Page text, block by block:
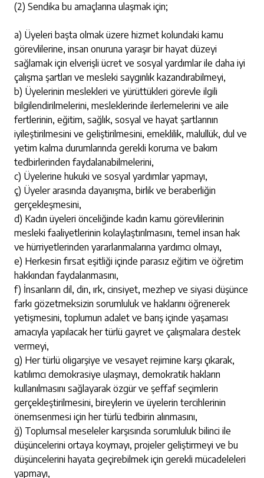
(2) Sendika bu amaçlarına ulaşmak için;
a) Üyeleri başta olmak üzere hizmet kolundaki kamu
görevlilerine, insan onuruna yaraşır bir hayat düzeyi
sağlamak için elverişli ücret ve sosyal yardımlar ile daha iyi
çalışma şartları ve mesleki saygınlık kazandırabilmeyi,
b) Üyelerinin meslekleri ve yürüttükleri görevle ilgili
bilgilendirilmelerini, mesleklerinde ilerlemelerini ve aile
fertlerinin, eğitim, sağlık, sosyal ve hayat şartlarının
iyileştirilmesini ve geliştirilmesini, emeklilik, malullük, dul ve
yetim kalma durumlarında gerekli koruma ve bakım
tedbirlerinden faydalanabilmelerini,
c) Üyelerine hukuki ve sosyal yardımlar yapmayı,
ç) Üyeler arasında dayanışma, birlik ve beraberliğin
gerçekleşmesini,
d) Kadın üyeleri önceliğinde kadın kamu görevlilerinin
mesleki faaliyetlerinin kolaylaştırılmasını, temel insan hak
ve hürriyetlerinden yararlanmalarına yardımcı olmayı,
e) Herkesin fırsat eşitliği içinde parasız eğitim ve öğretim
hakkından faydalanmasını,
f) İnsanların dil, din, ırk, cinsiyet, mezhep ve siyasi düşünce
farkı gözetmeksizin sorumluluk ve haklarını öğrenerek
yetişmesini, toplumun adalet ve barış içinde yaşaması
amacıyla yapılacak her türlü gayret ve çalışmalara destek
vermeyi,
g) Her türlü oligarşiye ve vesayet rejimine karşı çıkarak,
katılımcı demokrasiye ulaşmayı, demokratik hakların
kullanılmasını sağlayarak özgür ve şeffaf seçimlerin
gerçekleştirilmesini, bireylerin ve üyelerin tercihlerinin
önemsenmesi için her türlü tedbirin alınmasını,
ğ) Toplumsal meseleler karşısında sorumluluk bilinci ile
düşüncelerini ortaya koymayı, projeler geliştirmeyi ve bu
düşüncelerini hayata geçirebilmek için gerekli mücadeleleri
yapmayı,